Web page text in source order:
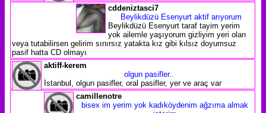
cddeniztasci7
Beylikdüzü Esenyurt aktif arıyorum
Beylikdüzü Esenyurt taraf tayim yerim
yok ailemle yaşıyorum gizliyim yeri olan
veya tutabilirsen gelirim sınırsız yatakta kız gibi kılsız doyumsuz
pasif hatta CD olmayı
aktiff-kerem
olgun pasifler..
İstanbul, olgun pasifler, oral pasifler, yer ve araç var
camillenotre
bisex im yerim yok kadıköydenim ağzıma almak